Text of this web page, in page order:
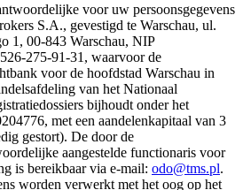
voor uw persoonsgegevens
S.A., gevestigd te Warschau, ul.
1, 00-843 Warschau, NIP
275-91-31, waarvoor de
voor de hoofdstad Warschau in
van het Nationaal
bijhoudt onder het
met een aandelenkapitaal van 3
gestort). De door de
aangestelde functionaris voor
is bereikbaar via e-mail: odo@tms.pl.
worden verwerkt met het oog op het